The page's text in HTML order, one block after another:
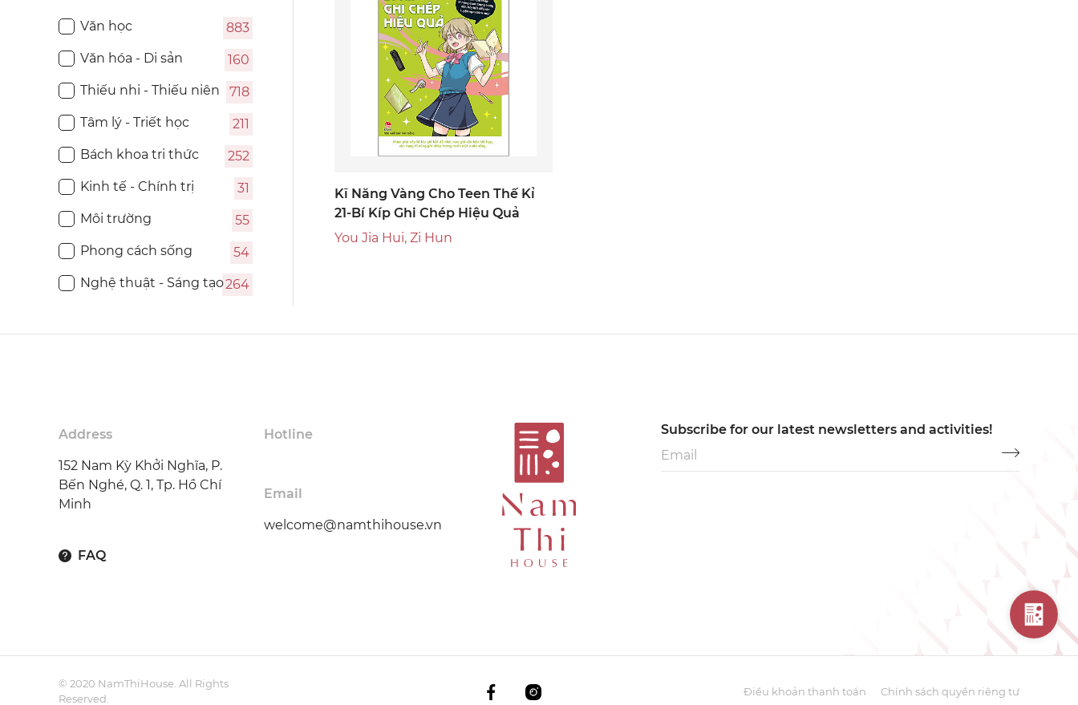
Văn học
883
Văn hóa - Di sản
160
Thiếu nhi - Thiếu niên
718
Tâm lý - Triết học
211
Bách khoa tri thức
252
Kinh tế - Chính trị
31
Môi trường
55
Phong cách sống
54
Nghệ thuật - Sáng tạo264
Kĩ Năng Vàng Cho Teen Thế Kỉ
21-Bí Kíp Ghi Chép Hiệu Quả
You Jia Hui, Zi Hun
Address
152 Nam Kỳ Khởi Nghĩa, P.
Bến Nghé, Q. 1, Tp. Hồ Chí
Minh
FAQ
Hotline
Email
welcome@namthihouse.vn
Subscribe for our latest newsletters and activities!
© 2020 NamThiHouse. All Rights
Reserved.
Điều khoản thanh toán Chính sách quyền riêng tư